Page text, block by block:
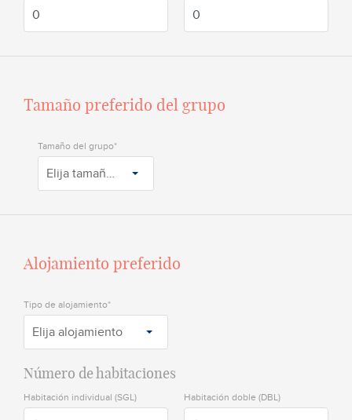
Tamaño preferido del grupo
Tamaño del grupo*
Elija tamaño del grupo
Alojamiento preferido
Tipo de alojamiento*
Elija alojamiento
Número de habitaciones
Habitación individual (SGL) Habitación doble (DBL)